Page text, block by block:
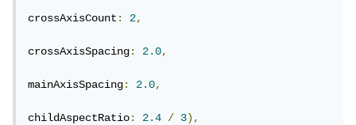
crossAxisCount: 2,
crossAxisSpacing: 2.0,
mainAxisSpacing: 2.0,
childAspectRatio: 2.4 / 3),